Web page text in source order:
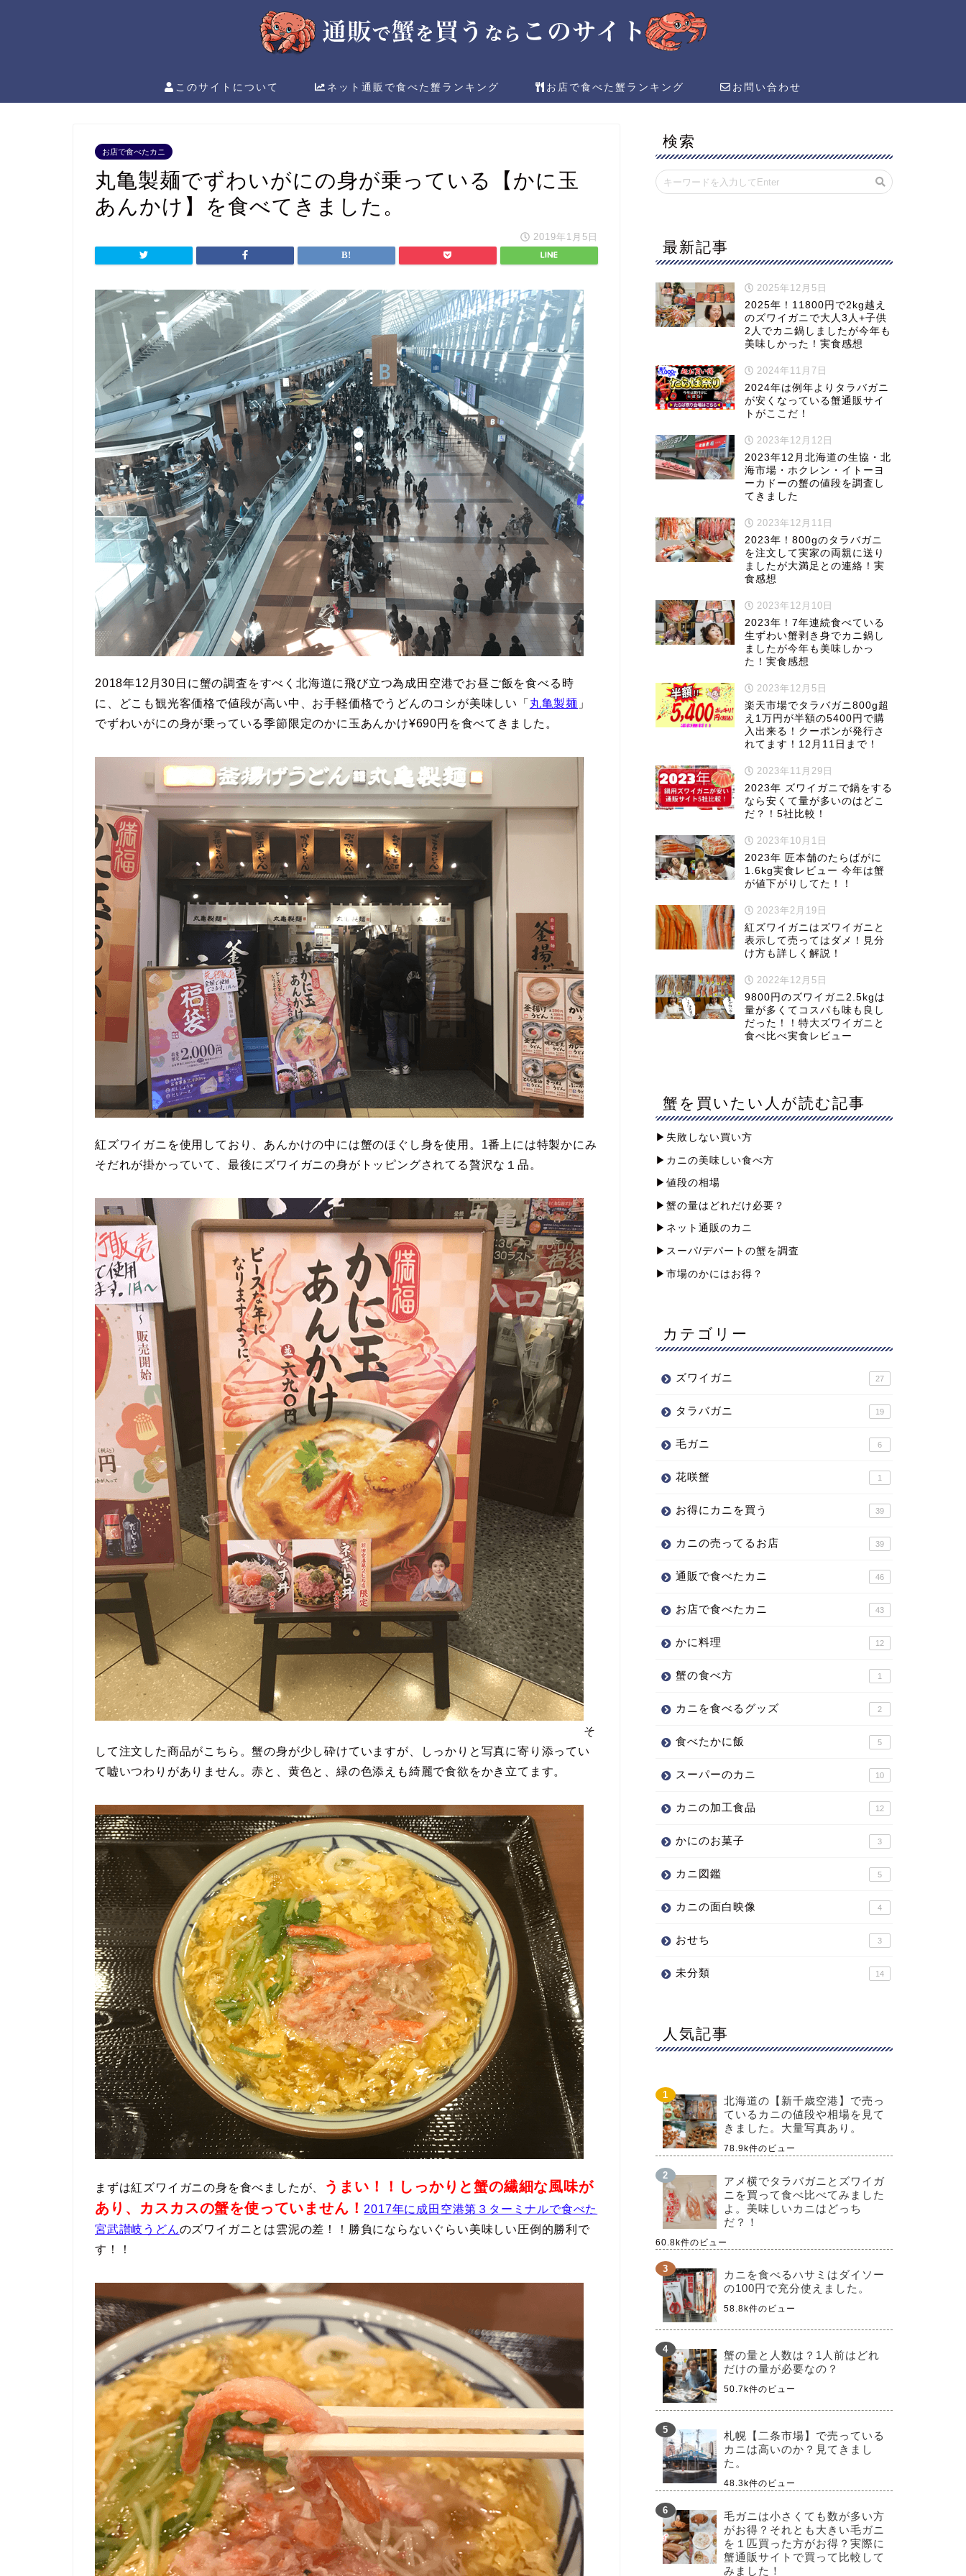
このサイトについて ネット通販で食べた蟹ランキング お店で食べた蟹ランキング お問い合わせ
お店で食べたカニ
丸亀製麺でずわいがにの身が乗っている【かに玉
あんかけ】を食べてきました。
2019年1月5日
2018年12月30日に蟹の調査をすべく北海道に飛び立つ為成田空港でお昼ご飯を食べる時
に、どこも観光客価格で値段が高い中、お手軽価格でうどんのコシが美味しい「 丸亀製麺 」
でずわいがにの身が乗っている季節限定のかに玉あんかけ¥690円を食べてきました。
紅ズワイガニを使用しており、あんかけの中には蟹のほぐし身を使用。1番上には特製かにみ
そだれが掛かっていて、最後にズワイガニの身がトッピングされてる贅沢な１品。
そ
して注文した商品がこちら。蟹の身が少し砕けていますが、しっかりと写真に寄り添ってい
て嘘いつわりがありません。赤と、黄色と、緑の色添えも綺麗で食欲をかき立てます。
まずは紅ズワイガニの身を食べましたが、
うまい！！しっかりと蟹の繊細な風味が
あり、カスカスの蟹を使っていません！ 2017年に成田空港第３ターミナルで食べた
宮武讃岐うどんのズワイガニとは雲泥の差！！勝負にならないぐらい美味しい圧倒的勝利で
す！！
検索
最新記事
2025年12月5日
2025年！11800円で2kg越え
のズワイガニで大人3人+子供
2人でカニ鍋しましたが今年も
美味しかった！実食感想
2024年11月7日
2024年は例年よりタラバガニ
が安くなっている蟹通販サイ
トがここだ！
2023年12月12日
2023年12月北海道の生協・北
海市場・ホクレン・イトーヨ
ーカドーの蟹の値段を調査し
てきました
2023年12月11日
2023年！800gのタラバガニ
を注文して実家の両親に送り
ましたが大満足との連絡！実
食感想
2023年12月10日
2023年！7年連続食べている
生ずわい蟹剥き身でカニ鍋し
ましたが今年も美味しかっ
た！実食感想
2023年12月5日
楽天市場でタラバガニ800g超
え1万円が半額の5400円で購
入出来る！クーポンが発行さ
れてます！12月11日まで！
2023年11月29日
2023年 ズワイガニで鍋をする
なら安くて量が多いのはどこ
だ？！5社比較！
2023年10月1日
2023年 匠本舗のたらばがに
1.6kg実食レビュー 今年は蟹
が値下がりしてた！！
2023年2月19日
紅ズワイガニはズワイガニと
表示して売ってはダメ！見分
け方も詳しく解説！
2022年12月5日
9800円のズワイガニ2.5kgは
量が多くてコスパも味も良し
だった！！特大ズワイガニと
食べ比べ実食レビュー
蟹を買いたい人が読む記事
▶︎失敗しない買い方
▶︎カニの美味しい食べ方
▶︎値段の相場
▶︎蟹の量はどれだけ必要？
▶︎ネット通販のカニ
▶︎スーパ/デパートの蟹を調査
▶︎市場のかにはお得？
カテゴリー
ズワイガニ 27
タラバガニ 19
毛ガニ 6
花咲蟹 1
お得にカニを買う 39
カニの売ってるお店 39
通販で食べたカニ 46
お店で食べたカニ 43
かに料理 12
蟹の食べ方 1
カニを食べるグッズ 2
食べたかに飯 5
スーパーのカニ 10
カニの加工食品 12
かにのお菓子 3
カニ図鑑 5
カニの面白映像 4
おせち 3
未分類 14
人気記事
北海道の【新千歳空港】で売っ
ているカニの値段や相場を見て
きました。大量写真あり。
78.9k件のビュー
アメ横でタラバガニとズワイガ
ニを買って食べ比べてみました
よ。美味しいカニはどっち
だ？！
60.8k件のビュー
カニを食べるハサミはダイソー
の100円で充分使えました。
58.8k件のビュー
蟹の量と人数は？1人前はどれ
だけの量が必要なの？
50.7k件のビュー
札幌【二条市場】で売っている
カニは高いのか？見てきまし
た。
48.3k件のビュー
毛ガニは小さくても数が多い方
がお得？それとも大きい毛ガニ
を１匹買った方がお得？実際に
蟹通販サイトで買って比較して
みました！